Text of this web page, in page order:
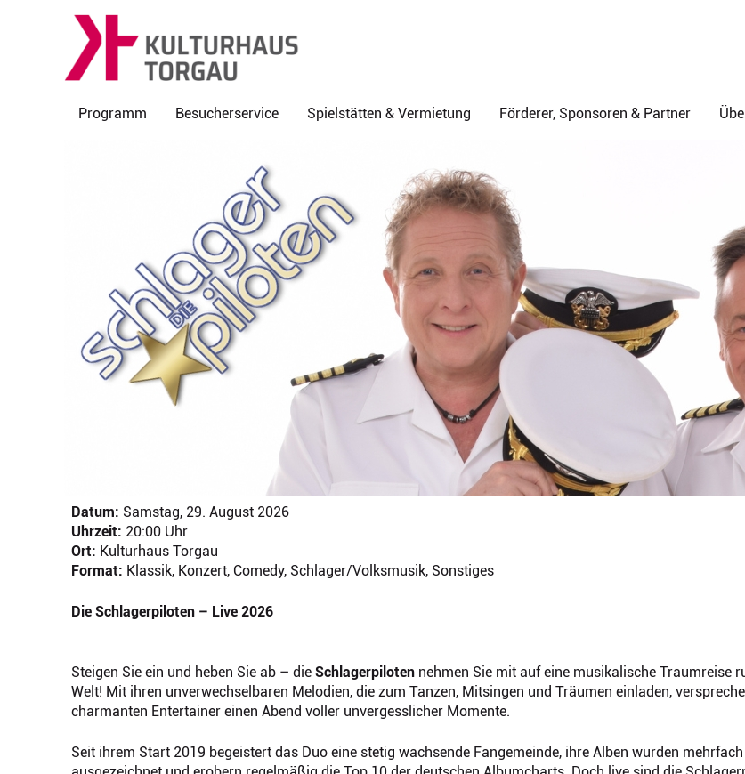
Programm Besucherservice Spielstätten & Vermietung Förderer, Sponsoren & Partner
Datum: Samstag, 29. August 2026
Uhrzeit: 20:00 Uhr
Ort: Kulturhaus Torgau
Format: Klassik, Konzert, Comedy, Schlager/Volksmusik, Sonstiges
Die Schlagerpiloten – Live 2026
Steigen Sie ein und heben Sie ab – die Schlagerpiloten nehmen Sie mit auf eine musikalische Traumreise
Welt! Mit ihren unverwechselbaren Melodien, die zum Tanzen, Mitsingen und Träumen einladen,
charmanten Entertainer einen Abend voller unvergesslicher Momente.
Seit ihrem Start 2019 begeistert das Duo eine stetig wachsende Fangemeinde, ihre Alben wurden